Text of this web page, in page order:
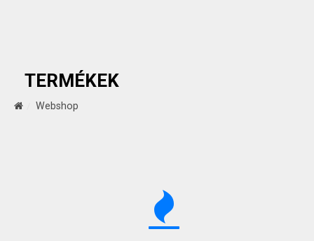
TERMÉKEK
Webshop